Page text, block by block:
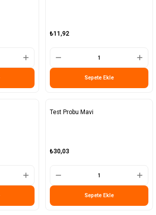
₺11,92
Sepete Ekle
Test Probu Mavi
₺30,03
Sepete Ekle